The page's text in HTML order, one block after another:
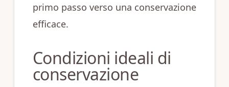
primo passo verso una conservazione
efficace.
Condizioni ideali di
conservazione